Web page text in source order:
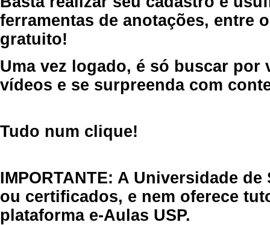
ferramentas de anotações, entre
gratuito!
Uma vez logado, é só buscar por
vídeos e se surpreenda com
Tudo num clique!
IMPORTANTE: A Universidade
ou certificados, e nem oferece
plataforma e-Aulas USP.